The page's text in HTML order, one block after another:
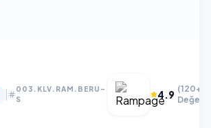
003.KLV.RAM.BERU-
S
4.9 (120+